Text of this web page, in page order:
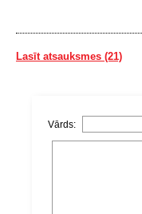
Lasīt atsauksmes (21)
Vārds: